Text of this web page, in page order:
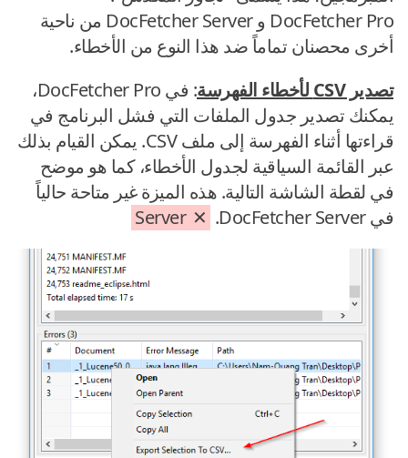
DocFetcher Pro و DocFetcher Server من ناحية
أخرى محصنان تماماً ضد هذا النوع من الأخطاء.
تصدير CSV لأخطاء الفهرسة
: في DocFetcher Pro،
يمكنك تصدير جدول الملفات التي فشل البرنامج في
قراءتها أثناء الفهرسة إلى ملف CSV. يمكن القيام بذلك
عبر القائمة السياقية لجدول الأخطاء، كما هو موضح
في لقطة الشاشة التالية. هذه الميزة غير متاحة حالياً
في DocFetcher Server.
Server